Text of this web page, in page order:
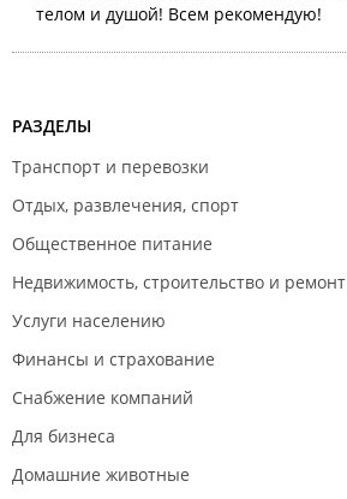
телом и душой! Всем рекомендую!
РАЗДЕЛЫ
Транспорт и перевозки
Отдых, развлечения, спорт
Общественное питание
Недвижимость, строительство и ремонт
Услуги населению
Финансы и страхование
Снабжение компаний
Для бизнеса
Домашние животные